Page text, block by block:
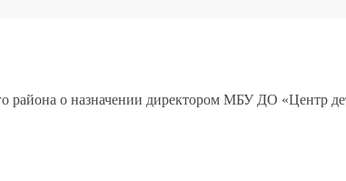
района о назначении директором МБУ ДО «Центр